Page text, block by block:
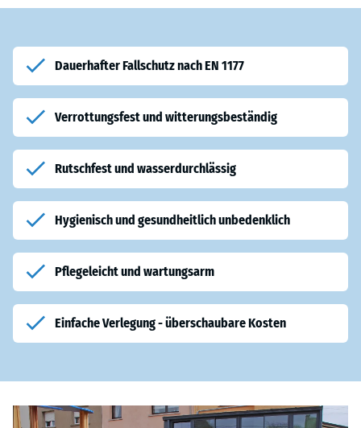
Dauerhafter Fallschutz nach EN 1177
Verrottungsfest und witterungsbeständig
Rutschfest und wasserdurchlässig
Hygienisch und gesundheitlich unbedenklich
Pflegeleicht und wartungsarm
Einfache Verlegung - überschaubare Kosten